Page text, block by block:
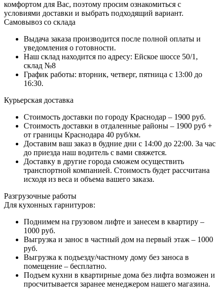
комфортом для Вас, поэтому просим ознакомиться с
условиями доставки и выбрать подходящий вариант.
Самовывоз со склада
Выдача заказа производится после полной оплаты и
уведомления о готовности.
Наш склад находится по адресу: Ейское шоссе 50/1,
склад №8
График работы: вторник, четверг, пятница с 13:00 до
16:30.
Курьерская доставка
Стоимость доставки по городу Краснодар – 1900 руб.
Стоимость доставки в отдаленные районы – 1900 руб +
от границы Краснодара 40 руб/км.
Доставим ваш заказ в будние дни с 14:00 до 22:00. За час
до приезда наш водитель с вами свяжется.
Доставку в другие города сможем осуществить
транспортной компанией. Стоимость будет рассчитана
исходя из веса и объема вашего заказа.
Разгрузочные работы
Для кухонных гарнитуров:
Поднимем на грузовом лифте и занесем в квартиру –
1000 руб.
Выгрузка и занос в частный дом на первый этаж – 1000
руб.
Выгрузка к подъезду/частному дому без заноса в
помещение – бесплатно.
Подъем кухни в квартирные дома без лифта возможен и
просчитывается заранее менеджером нашего магазина.